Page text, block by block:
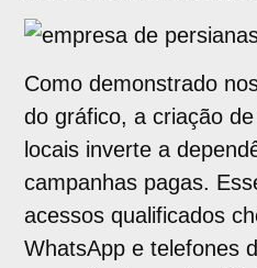
Como demonstrado
do gráfico, a criação
locais inverte a
campanhas pagas.
acessos qualificados
WhatsApp e telefones